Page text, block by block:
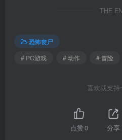
THE
恐怖丧尸
# PC游戏
# 动作 # 冒险
喜欢就支持
点赞0 分享